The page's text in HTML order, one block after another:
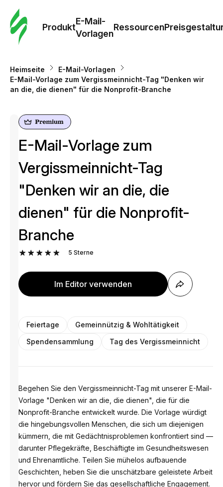
Produkt
E-Mail-
Vorlagen
Ressourcen
Heimseite
E-Mail-Vorlagen
E-Mail-Vorlage zum Vergissmeinnicht-Tag "Denken wir
an die, die dienen" für die Nonprofit-Branche
Entworfen
E-Mail-Vorlage zum
Vergissmeinnicht-Tag
"Denken wir an die, die
dienen" für die Nonprofit-
Branche
5 Sterne
Im Editor verwenden
Feiertage
Gemeinnützig & Wohltätigkeit
Spendensammlung
Tag des Vergissmeinnicht
Begehen Sie den Vergissmeinnicht-Tag mit unserer E-Mail-
Vorlage "Denken wir an die, die dienen", die für die
Nonprofit-Branche entwickelt wurde. Die Vorlage würdigt
die hingebungsvollen Menschen, die sich um diejenigen
kümmern, die mit Gedächtnisproblemen konfrontiert sind —
darunter Pflegekräfte, Beschäftigte im Gesundheitswesen
und Ehrenamtliche. Teilen Sie mühelos aufbauende
Geschichten, heben Sie die unschätzbare geleistete Arbeit
hervor und fördern Sie das gesellschaftliche Engagement.